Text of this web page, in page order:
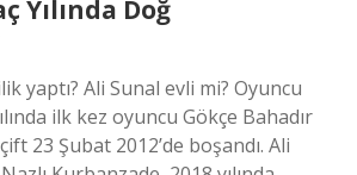
Yılında Doğ
yaptı? Ali Sunal evli mi? Oyuncu
ilk kez oyuncu Gökçe Bahadır
23 Şubat 2012’de boşandı. Ali